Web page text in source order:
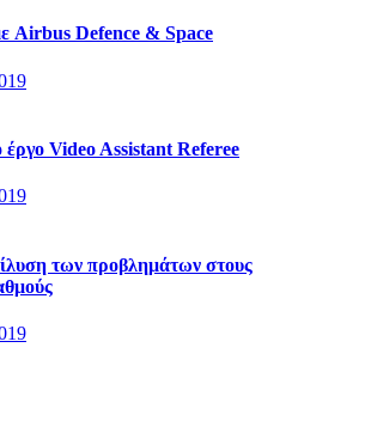
Airbus Defence & Space
Video Assistant Referee
των προβλημάτων στους